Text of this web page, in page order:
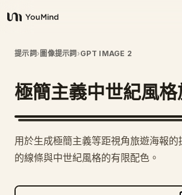
YouMind
概覽
使用案例
提示詞› 圖像提示詞 ›GPT IMAGE 2
極簡主義中世紀風
用於生成極簡主義等距視角旅遊海報的
的線條與中世紀風格的有限配色。